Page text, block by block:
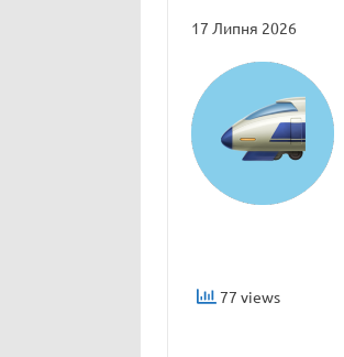
17 Липня 2026
77 views